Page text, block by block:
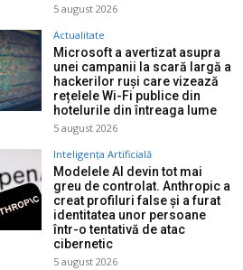
5 august 2026
Actualitate
Microsoft a avertizat asupra
unei campanii la scară largă a
hackerilor ruși care vizează
rețelele Wi-Fi publice din
hotelurile din întreaga lume
5 august 2026
Inteligența Artificială
Modelele AI devin tot mai
greu de controlat. Anthropic a
creat profiluri false și a furat
identitatea unor persoane
într-o tentativă de atac
cibernetic
5 august 2026